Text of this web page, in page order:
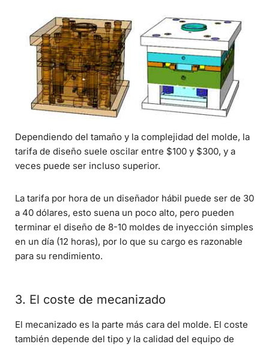
Dependiendo del tamaño y la complejidad del molde, la
tarifa de diseño suele oscilar entre $100 y $300, y a
veces puede ser incluso superior.
La tarifa por hora de un diseñador hábil puede ser de 30
a 40 dólares, esto suena un poco alto, pero pueden
terminar el diseño de 8-10 moldes de inyección simples
en un día (12 horas), por lo que su cargo es razonable
para su rendimiento.
3. El coste de mecanizado
El mecanizado es la parte más cara del molde. El coste
también depende del tipo y la calidad del equipo de